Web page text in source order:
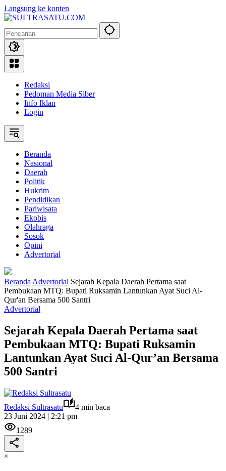
Langsung ke konten
Redaksi
Pedoman Media Siber
Info Iklan
Login
Beranda
Nasional
Daerah
Politik
Hukrim
Pendidikan
Pariwisata
Ekobis
Olahraga
Sosok
Opini
Advertorial
Beranda Advertorial Sejarah Kepala Daerah Pertama saat
Pembukaan MTQ: Bupati Ruksamin Lantunkan Ayat Suci Al-
Qur'an Bersama 500 Santri
Advertorial
Sejarah Kepala Daerah Pertama saat
Pembukaan MTQ: Bupati Ruksamin
Lantunkan Ayat Suci Al-Qur’an Bersama
500 Santri
Redaksi Sultrasatu
4 min baca
23 Juni 2024 | 2:21 pm
1289
×